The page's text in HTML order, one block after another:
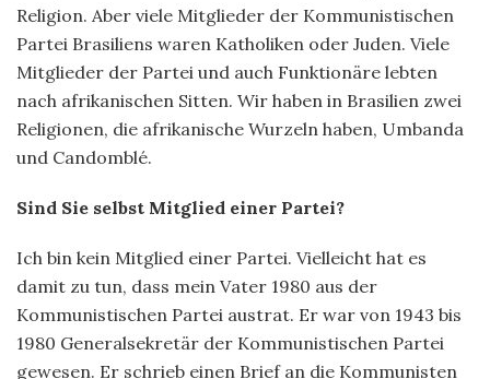
Religion. Aber viele Mitglieder der Kommunistischen
Partei Brasiliens waren Katholiken oder Juden. Viele
Mitglieder der Partei und auch Funktionäre lebten
nach afrikanischen Sitten. Wir haben in Brasilien zwei
Religionen, die afrikanische Wurzeln haben, Umbanda
und Candomblé.
Sind Sie selbst Mitglied einer Partei?
Ich bin kein Mitglied einer Partei. Vielleicht hat es
damit zu tun, dass mein Vater 1980 aus der
Kommunistischen Partei austrat. Er war von 1943 bis
1980 Generalsekretär der Kommunistischen Partei
gewesen. Er schrieb einen Brief an die Kommunisten